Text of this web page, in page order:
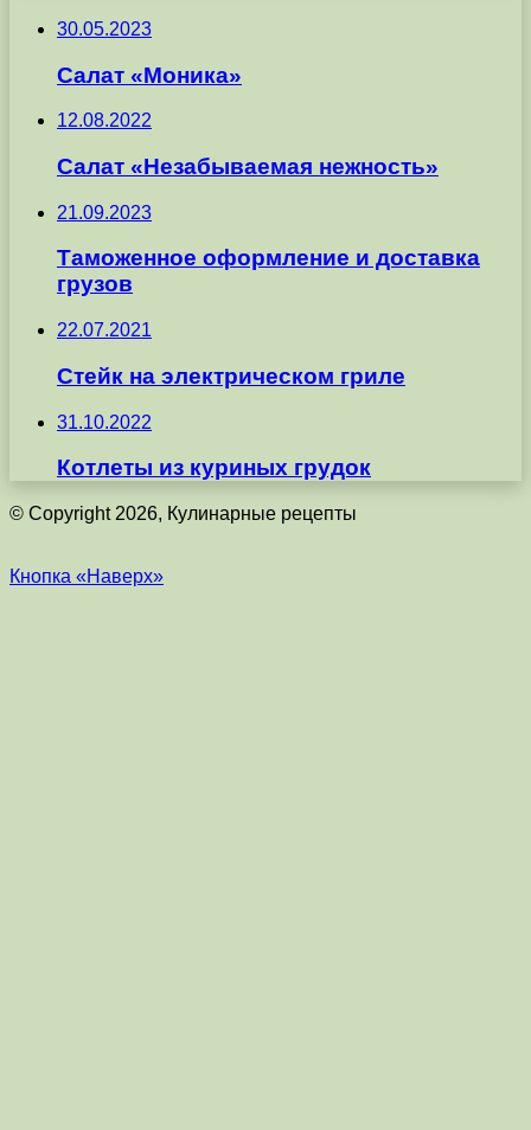
30.05.2023
Салат «Моника»
12.08.2022
Салат «Незабываемая нежность»
21.09.2023
Таможенное оформление и доставка
грузов
22.07.2021
Стейк на электрическом гриле
31.10.2022
Котлеты из куриных грудок
© Copyright 2026, Кулинарные рецепты
Кнопка «Наверх»